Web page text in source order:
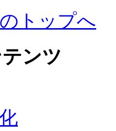
トップへ
ンツ